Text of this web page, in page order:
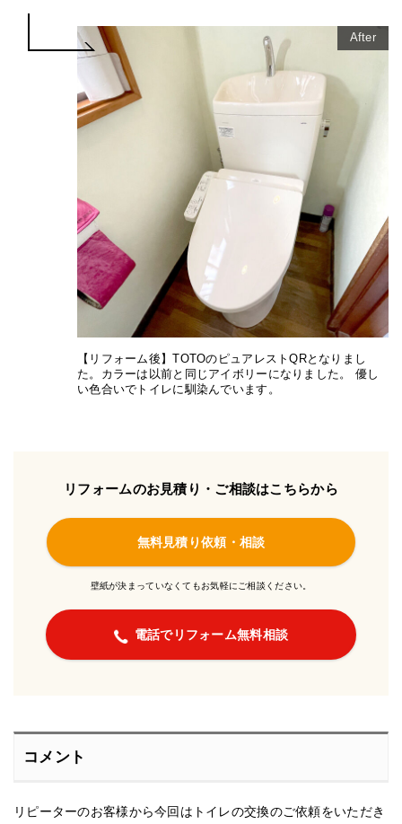
After
【リフォーム後】TOTOのピュアレストQRとなりまし
た。カラーは以前と同じアイボリーになりました。 優し
い色合いでトイレに馴染んでいます。
リフォームのお見積り・ご相談はこちらから
無料見積り依頼・相談
壁紙が決まっていなくてもお気軽にご相談ください。
電話でリフォーム無料相談
コメント
リピーターのお客様から今回はトイレの交換のご依頼をいただき